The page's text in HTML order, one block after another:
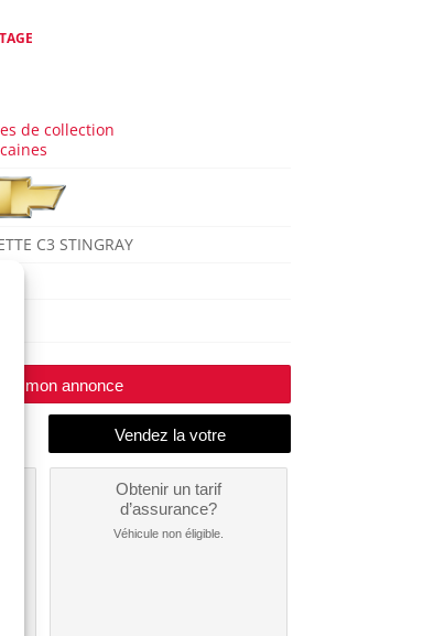
de collection
C3 STINGRAY
mon annonce
Obtenir un tarif
d’assurance?
Véhicule non éligible.